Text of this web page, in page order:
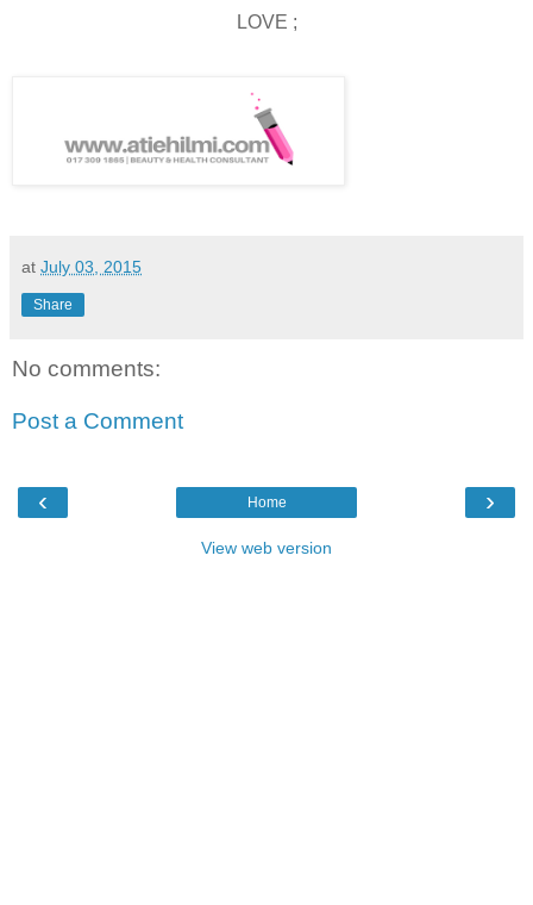
LOVE ;
at July 03, 2015
Share
No comments:
Post a Comment
‹ ›
Home
View web version